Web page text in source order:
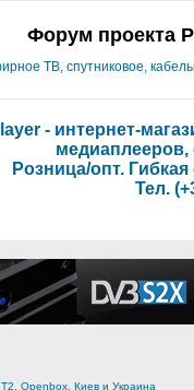
Форум проекта
ТВ, спутниковое,
- интернет-
медиаплееров,
Розница/опт.
Тел.